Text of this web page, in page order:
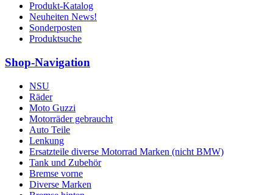
Produkt-Katalog
Neuheiten News!
Sonderposten
Produktsuche
Shop-Navigation
NSU
Räder
Moto Guzzi
Motorräder gebraucht
Auto Teile
Lenkung
Ersatzteile diverse Motorrad Marken (nicht BMW)
Tank und Zubehör
Bremse vorne
Diverse Marken